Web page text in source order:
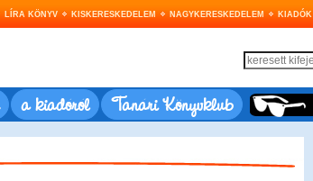
LÍRA KÖNYV KISKERESKEDELEM NAGYKERESKEDELEM KIADÓK
a kiadóról Tanári Könyvklub